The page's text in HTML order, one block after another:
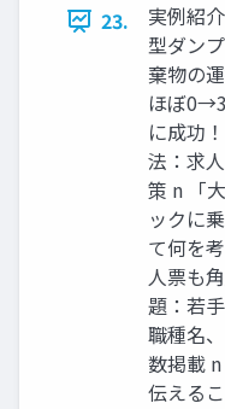
23.
実例紹
型ダン
棄物の
ほぼ
に成功
法：求
策 n 「
ックに
て何を
人票も
題：若
職種名
数掲載
伝える